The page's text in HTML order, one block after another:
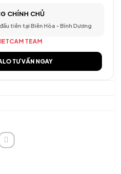
CHÍNH CHỦ
tiên tại Biên Hòa - Bình Dương
TEAM
TƯ VẤN NGAY